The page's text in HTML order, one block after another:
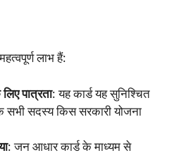
लाभ हैं:
पात्रता: यह कार्ड यह सुनिश्चित
सभी सदस्य किस सरकारी योजना
: जन आधार कार्ड के माध्यम से